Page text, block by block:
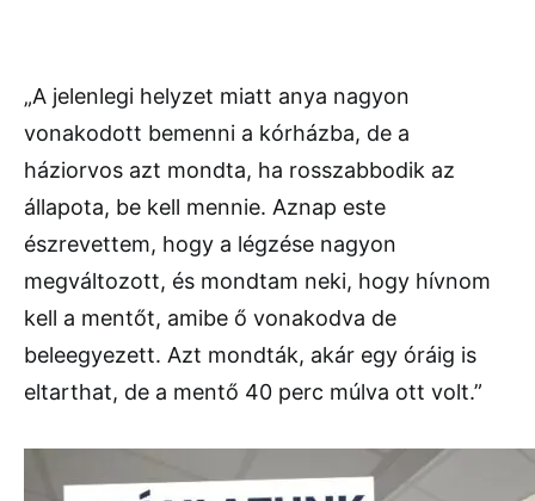
„A jelenlegi helyzet miatt anya nagyon
vonakodott bemenni a kórházba, de a
háziorvos azt mondta, ha rosszabbodik az
állapota, be kell mennie. Aznap este
észrevettem, hogy a légzése nagyon
megváltozott, és mondtam neki, hogy hívnom
kell a mentőt, amibe ő vonakodva de
beleegyezett. Azt mondták, akár egy óráig is
eltarthat, de a mentő 40 perc múlva ott volt.”